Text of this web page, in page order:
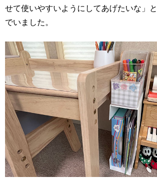
せて使いやすいようにしてあげたいな」
でいました。